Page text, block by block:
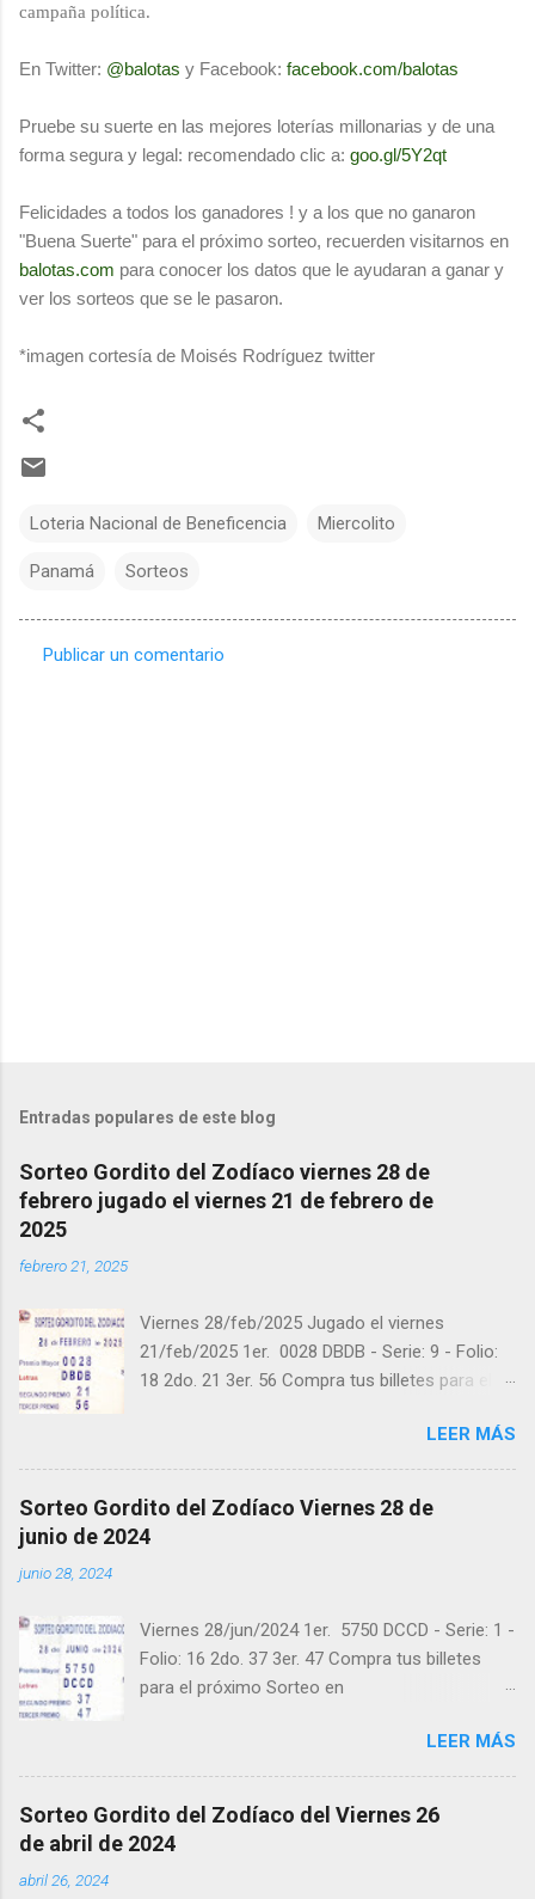
campaña política.
En Twitter: @balotas y Facebook: facebook.com/balotas
Pruebe su suerte en las mejores loterías millonarias y de una
forma segura y legal: recomendado clic a: goo.gl/5Y2qt
Felicidades a todos los ganadores ! y a los que no ganaron
"Buena Suerte" para el próximo sorteo, recuerden visitarnos en
balotas.com para conocer los datos que le ayudaran a ganar y
ver los sorteos que se le pasaron.
*imagen cortesía de Moisés Rodríguez twitter
Loteria Nacional de Beneficencia Miercolito
Panamá Sorteos
Publicar un comentario
Entradas populares de este blog
Sorteo Gordito del Zodíaco viernes 28 de
febrero jugado el viernes 21 de febrero de
2025
febrero 21, 2025
Viernes 28/feb/2025 Jugado el viernes
21/feb/2025 1er. 0028 DBDB - Serie: 9 - Folio:
18 2do. 21 3er. 56 Compra tus billetes para el
instagram.com/balotas_panama - En Twitter:
@balotas y Facebook: facebook.com/balotas
"Buena Suerte" para el próximo sorteo,
recuerden visitarnos en balotas.com para
conocer los datos que le ayudaran a ganar y
LEER MÁS
Sorteo Gordito del Zodíaco Viernes 28 de
junio de 2024
junio 28, 2024
Viernes 28/jun/2024 1er. 5750 DCCD - Serie: 1 -
Folio: 16 2do. 37 3er. 47 Compra tus billetes
para el próximo Sorteo en
Instagram: instagram.com/balotas_panama -
En Twitter: @balotas y Facebook:
facebook.com/balotas Pruebe su suerte en las
LEER MÁS
Sorteo Gordito del Zodíaco del Viernes 26
de abril de 2024
abril 26, 2024